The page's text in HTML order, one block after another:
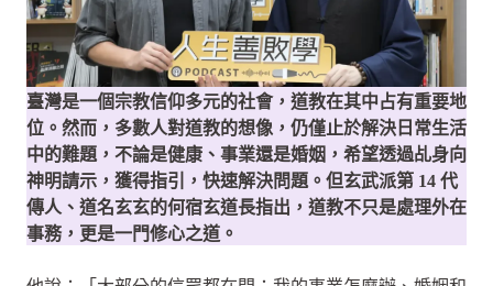
臺灣是一個宗教信仰多元的社會，道教在其中占有重要地
位。然而，多數人對道教的想像，仍僅止於解決日常生活
中的難題，不論是健康、事業還是婚姻，希望透過乩身向
神明請示，獲得指引，快速解決問題。但玄武派第 14 代
傳人、道名玄玄的何宿玄道長指出，道教不只是處理外在
事務，更是一門修心之道。